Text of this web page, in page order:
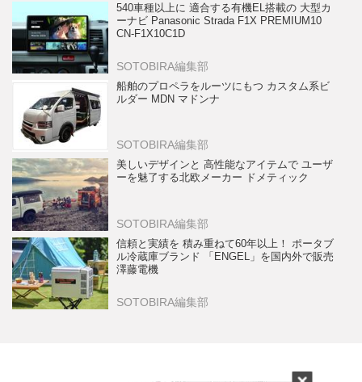
540車種以上に 適合する有機EL搭載の 大型カ
ーナビ Panasonic Strada F1X PREMIUM10
CN-F1X10C1D
SOTOBIRA編集部
船舶のプロペラをルーツにもつ カスタム系ビ
ルダー MDN マドンナ
SOTOBIRA編集部
美しいデザインと 高性能なアイテムで ユーザ
ーを魅了する北欧メーカー ドメティック
SOTOBIRA編集部
信頼と実績を 積み重ねて60年以上！ ポータブ
ル冷蔵庫ブランド 「ENGEL」を国内外で販売
澤藤電機
SOTOBIRA編集部